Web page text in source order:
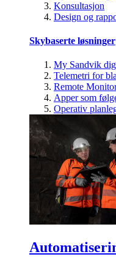
Konsultasjon
Design og
Skybaserte løsninger
My Sandvik
Telemetri for
Remote
Apper som
Operativ